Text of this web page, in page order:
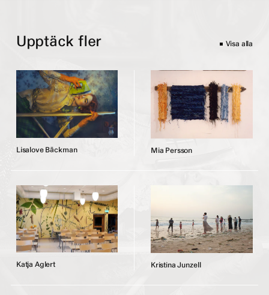
Upptäck fler Visa alla
Lisalove Bäckman Mia Persson
Katja Aglert Kristina Junzell